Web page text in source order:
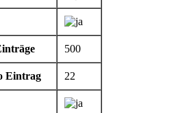
500
Eintrag 22